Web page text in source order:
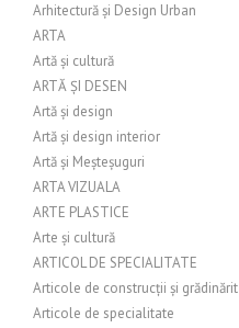
Arhitectură și Design Urban
ARTA
Artă și cultură
ARTĂ ȘI DESEN
Artă și design
Artă și design interior
Artă și Meșteșuguri
ARTA VIZUALA
ARTE PLASTICE
Arte și cultură
ARTICOL DE SPECIALITATE
Articole de construcții și grădinărit
Articole de specialitate